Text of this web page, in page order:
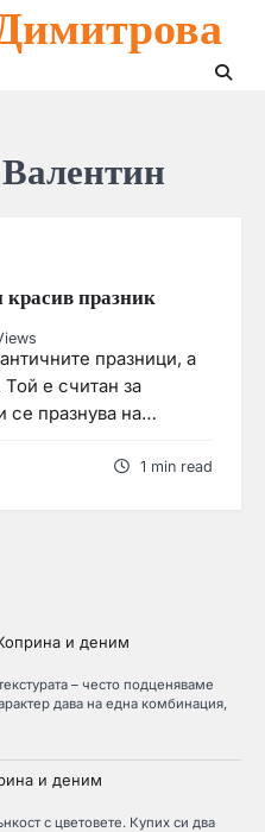
празник
празници, а
е считан за
се празнува на…
1 min read
и деним
– често подценяваме
дава на една комбинация,
и деним
с цветовете. Купих си два